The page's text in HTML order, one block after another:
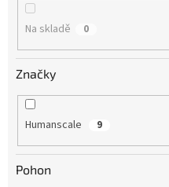
Na skladě 0
Značky
Humanscale 9
Pohon